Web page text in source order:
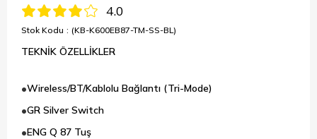
4.0
Stok Kodu (KB-K600EB87-TM-SS-BL)
TEKNİK ÖZELLİKLER
Wireless/BT/Kablolu Bağlantı (Tri-Mode)
GR Silver Switch
ENG Q 87 Tuş